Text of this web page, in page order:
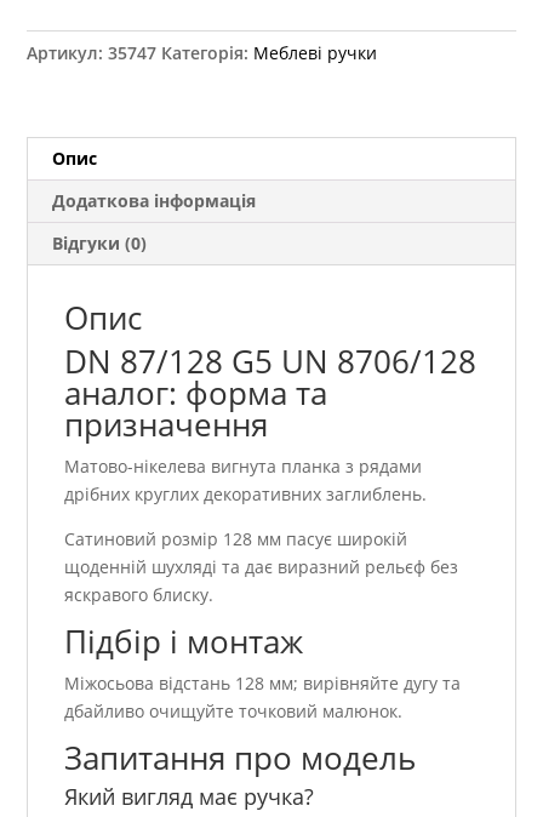
UN
кількість
Артикул:35747 Категорія: Меблеві ручки
Опис
Додаткова інформація
Відгуки (0)
Опис
DN 87/128 G5 UN 8706/128
аналог: форма та
призначення
Матово-нікелева вигнута планка з рядами
дрібних круглих декоративних заглиблень.
Сатиновий розмір 128 мм пасує широкій
щоденній шухляді та дає виразний рельєф без
яскравого блиску.
Підбір і монтаж
Міжосьова відстань 128 мм; вирівняйте дугу та
дбайливо очищуйте точковий малюнок.
Запитання про модель
Який вигляд має ручка?